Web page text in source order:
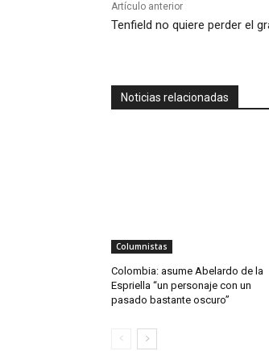
Artículo anterior
Tenfield no quiere perder el
Noticias relacionadas
Columnistas
Colombia: asume Abelardo de la
Espriella “un personaje con un
pasado bastante oscuro”